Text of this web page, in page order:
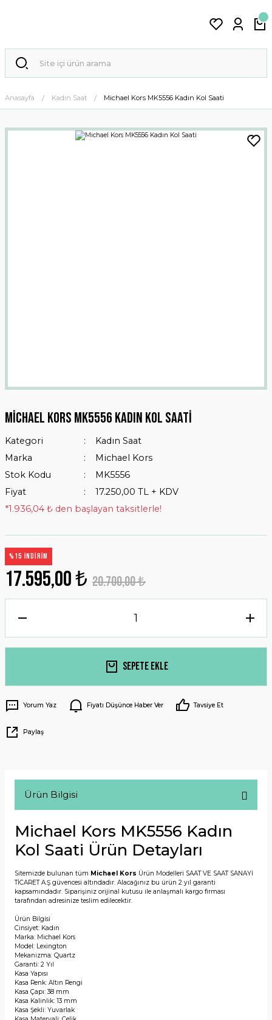
Anasayfa Kadın Saat Michael Kors MK5556 Kadın Kol Saati
Michael Kors MK5556 Kadın Kol Saati
Kategori
Kadın Saat
Marka
Michael Kors
Stok Kodu
MK5556
Fiyat
17.250,00 TL + KDV
*1.936,04 ₺ den başlayan taksitlerle!
%15 İNDİRİM
17.595,00 ₺ 20.700,00 ₺
Sepete Ekle
Yorum Yaz Fiyatı Düşünce Haber Ver Tavsiye Et
Paylaş
Ürün Bilgisi
Michael Kors MK5556 Kadın
Kol Saati Ürün Detayları
Sitemizde bulunan tüm Michael Kors Ürün Modelleri SAAT VE SAAT SANAYİ
TİCARET A.Ş güvencesi altındadır. Alacağınız bu ürün 2 yıl garanti
kapsamındadır. Siparişiniz orijinal kutusu ile anlaşmalı kargo firması
tarafından adresinize teslim edilecektir.
Ürün Bilgisi
Cinsiyet: Kadın
Marka: Michael Kors
Model: Lexington
Mekanizma: Quartz
Garanti: 2 Yıl
Kasa Yapısı
Kasa Renk: Altın Rengi
Kasa Çapı: 38 mm
Kasa Kalinlik: 13 mm
Kasa Şekli: Yuvarlak